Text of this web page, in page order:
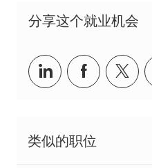
分享这个就业机会
分享到Linkedin
分享到分
类似的职位